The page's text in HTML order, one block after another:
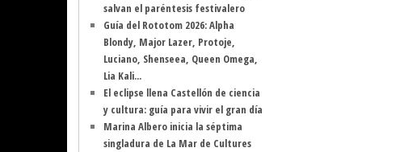
salvan el paréntesis festivalero
Guía del Rototom 2026: Alpha
Blondy, Major Lazer, Protoje,
Luciano, Shenseea, Queen Omega,
Lia Kali...
El eclipse llena Castellón de ciencia
y cultura: guía para vivir el gran día
Marina Albero inicia la séptima
singladura de La Mar de Cultures